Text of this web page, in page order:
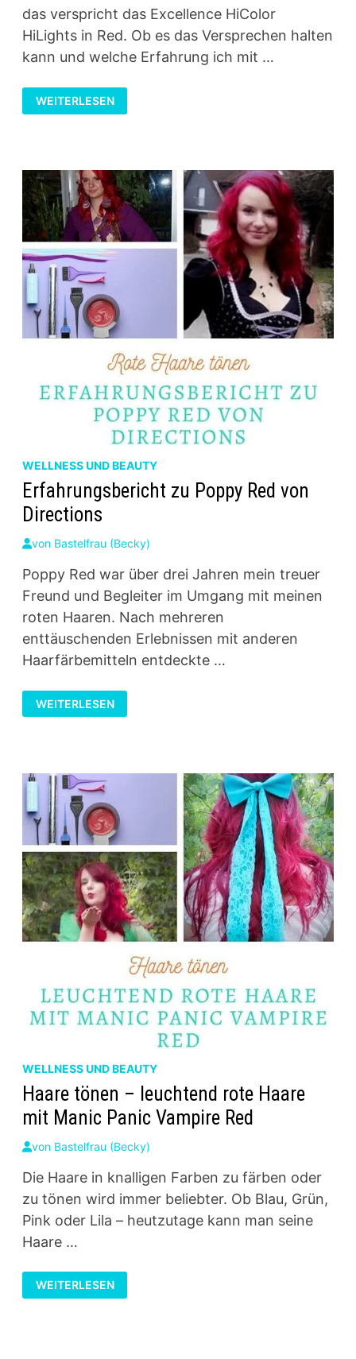
das verspricht das Excellence HiColor
HiLights in Red. Ob es das Versprechen halten
kann und welche Erfahrung ich mit …
ERFAHRUNGSBERICHT
ZU
EXCELLENCE
WEITERLESEN
WELLNESS UND BEAUTY
Erfahrungsbericht zu Poppy Red von
Directions
von Bastelfrau (Becky)
Poppy Red war über drei Jahren mein treuer
Freund und Begleiter im Umgang mit meinen
roten Haaren. Nach mehreren
enttäuschenden Erlebnissen mit anderen
Haarfärbemitteln entdeckte …
ERFAHRUNGSBERICHT
ZU
POPPY
WEITERLESEN
WELLNESS UND BEAUTY
Haare tönen – leuchtend rote Haare
mit Manic Panic Vampire Red
von Bastelfrau (Becky)
Die Haare in knalligen Farben zu färben oder
zu tönen wird immer beliebter. Ob Blau, Grün,
Pink oder Lila – heutzutage kann man seine
Haare …
HAARE
TÖNEN
–
WEITERLESEN